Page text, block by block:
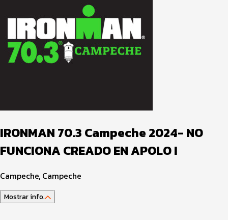
IRONMAN 70.3 Campeche 2024- NO
FUNCIONA CREADO EN APOLO I
Campeche, Campeche
Mostrar info.